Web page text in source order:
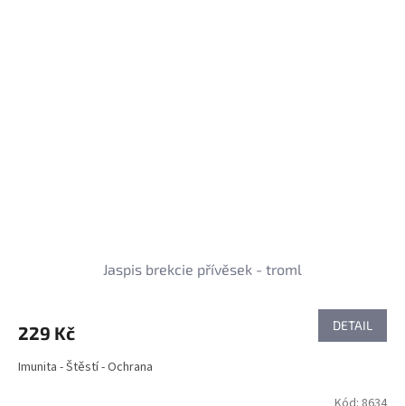
Jaspis brekcie přívěsek - troml
229 Kč DETAIL
Imunita - Štěstí - Ochrana